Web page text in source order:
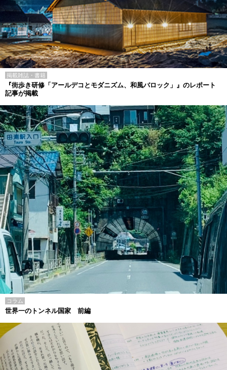
掲載雑誌・書籍
『街歩き研修「アールデコとモダニズム、和風バロック」』のレポート
記事が掲載
コラム
世界一のトンネル国家 前編